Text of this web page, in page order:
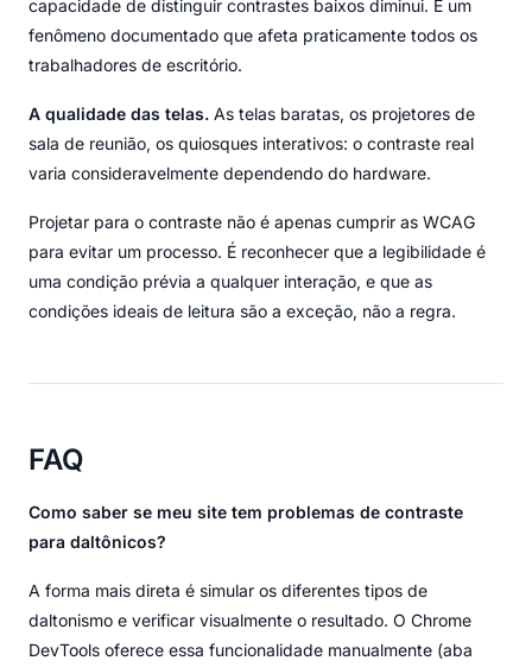
capacidade de distinguir contrastes baixos diminui. É um
fenômeno documentado que afeta praticamente todos os
trabalhadores de escritório.
A qualidade das telas. As telas baratas, os projetores de
sala de reunião, os quiosques interativos: o contraste real
varia consideravelmente dependendo do hardware.
Projetar para o contraste não é apenas cumprir as WCAG
para evitar um processo. É reconhecer que a legibilidade é
uma condição prévia a qualquer interação, e que as
condições ideais de leitura são a exceção, não a regra.
FAQ
Como saber se meu site tem problemas de contraste
para daltônicos?
A forma mais direta é simular os diferentes tipos de
daltonismo e verificar visualmente o resultado. O Chrome
DevTools oferece essa funcionalidade manualmente (aba